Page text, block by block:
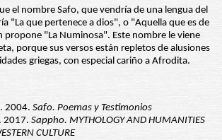
el nombre Safo, que vendría de una lengua del
"La que pertenece a dios", o "Aquella que es de
propone "La Numinosa". Este nombre le viene
porque sus versos están repletos de alusiones
griegas, con especial cariño a Afrodita.
2004. Safo. Poemas y Testimonios
2017. Sappho. MYTHOLOGY AND HUMANITIES
CULTURE